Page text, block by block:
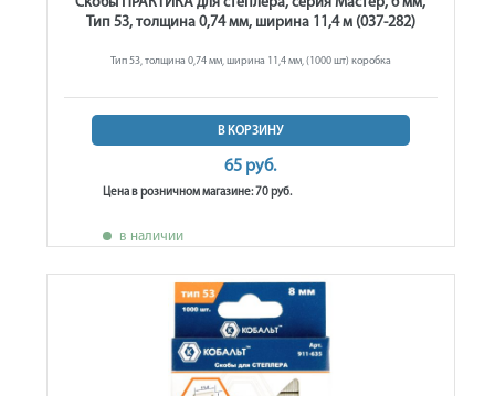
Тип 53, толщина 0,74 мм, ширина 11,4 м (037-282)
Тип 53, толщина 0,74 мм, ширина 11,4 мм, (1000 шт) коробка
В КОРЗИНУ
65 руб.
Цена в розничном магазине: 70 руб.
в наличии